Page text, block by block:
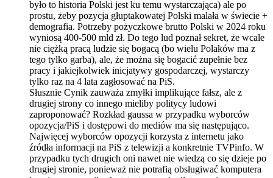
było to historia Polski jest ku temu wystarczająca) ale po
prostu, żeby pozycja głuptakowatej Polski malała w świecie +
demografia. Potrzeby pożyczkowe brutto Polski w 2024 roku
wyniosą 400-500 mld zł. Do tego lud poznał sekret, że wcale
nie ciężką pracą ludzie się bogacą (bo wielu Polaków ma z
tego tylko garba), ale, że można się bogacić zupełnie bez
pracy i jakiejkolwiek inicjatywy gospodarczej, wystarczy
tylko raz na 4 lata zagłosować na PiS.
Słusznie Cynik zauważa zmyłki implikujące fałsz, ale z
drugiej strony co innego mieliby politycy ludowi
zaproponować? Rozkład gaussa w przypadku wyborców
opozycja/PiS i dostępowi do mediów ma się następująco.
Najwięcej wyborców opozycji korzysta z internetu jako
źródła informacji na PiS z telewizji a konkretnie TVPinfo. W
przypadku tych drugich oni nawet nie wiedzą co się dzieje po
drugiej stronie, ponieważ nie potrafią obsługiwać komputera